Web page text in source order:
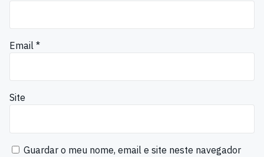
Email *
Site
Guardar o meu nome, email e site neste navegador